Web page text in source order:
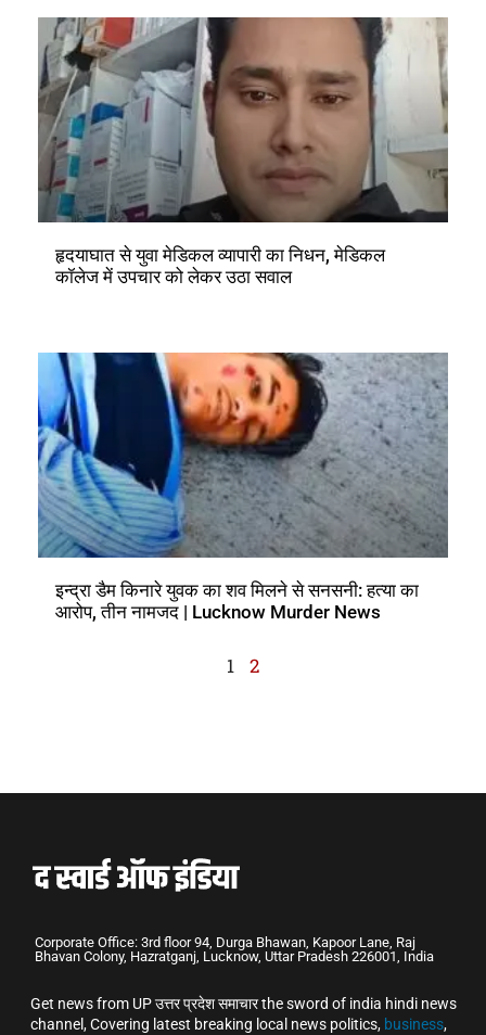
हृदयाघात से युवा मेडिकल व्यापारी का निधन, मेडिकल
कॉलेज में उपचार को लेकर उठा सवाल
इन्द्रा डैम किनारे युवक का शव मिलने से सनसनी: हत्या का
आरोप, तीन नामजद | Lucknow Murder News
1 2
Corporate Office: 3rd floor 94, Durga Bhawan, Kapoor Lane, Raj
Bhavan Colony, Hazratganj, Lucknow, Uttar Pradesh 226001, India
Get news from UP उत्तर प्रदेश समाचार the sword of india hindi news
channel, Covering latest breaking local news politics, business,